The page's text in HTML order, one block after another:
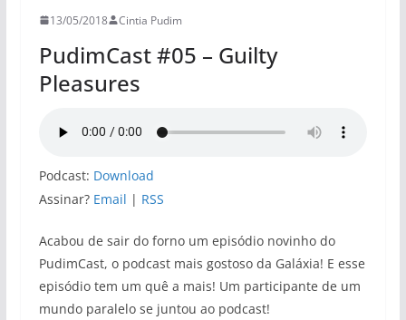
13/05/2018 Cintia Pudim
PudimCast #05 – Guilty
Pleasures
Podcast: Download
Assinar? Email | RSS
Acabou de sair do forno um episódio novinho do
PudimCast, o podcast mais gostoso da Galáxia! E esse
episódio tem um quê a mais! Um participante de um
mundo paralelo se juntou ao podcast!